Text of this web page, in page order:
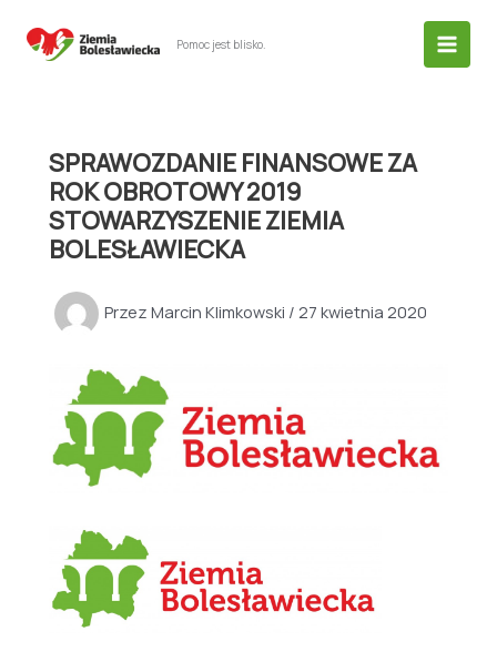
Pomoc jest blisko.
SPRAWOZDANIE FINANSOWE ZA
ROK OBROTOWY 2019
STOWARZYSZENIE ZIEMIA
BOLESŁAWIECKA
Przez Marcin Klimkowski / 27 kwietnia 2020